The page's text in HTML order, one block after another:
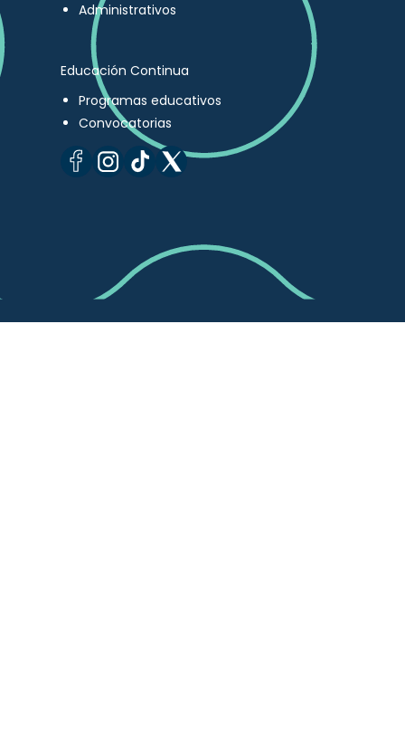
Administrativos
Educación Continua
Programas educativos
Convocatorias